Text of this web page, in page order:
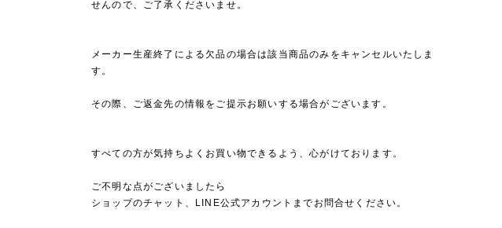
せんので、ご了承くださいませ。
メーカー生産終了による欠品の場合は該当商品のみをキャンセルいたしま
す。
その際、ご返金先の情報をご提示お願いする場合がございます。
すべての方が気持ちよくお買い物できるよう、心がけております。
ご不明な点がございましたら
ショップのチャット、LINE公式アカウントまでお問合せください。